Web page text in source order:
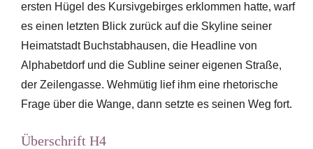
ersten Hügel des Kursivgebirges erklommen hatte, warf
es einen letzten Blick zurück auf die Skyline seiner
Heimatstadt Buchstabhausen, die Headline von
Alphabetdorf und die Subline seiner eigenen Straße,
der Zeilengasse. Wehmütig lief ihm eine rhetorische
Frage über die Wange, dann setzte es seinen Weg fort.
Überschrift H4